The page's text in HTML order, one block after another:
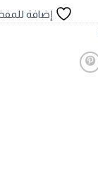
إضافة